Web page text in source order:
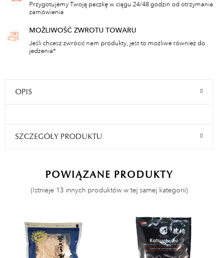
Przygotujemy Twoją paczkę w ciągu 24/48 godzin od otrzymania
zamówienia
MOŻLIWOŚĆ ZWROTU TOWARU
Jeśli chcesz zwrócić nam produkty, jest to możliwe również do
jedzenia*
OPIS
SZCZEGÓŁY PRODUKTU
POWIĄZANE PRODUKTY
(Istnieje 13 innych produktów w tej samej kategorii)